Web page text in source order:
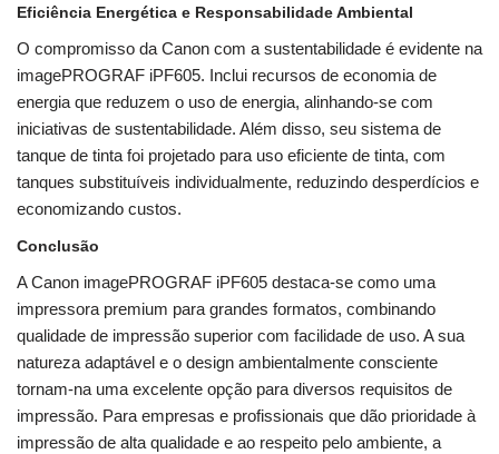
Eficiência Energética e Responsabilidade Ambiental
O compromisso da Canon com a sustentabilidade é evidente na
imagePROGRAF iPF605. Inclui recursos de economia de
energia que reduzem o uso de energia, alinhando-se com
iniciativas de sustentabilidade. Além disso, seu sistema de
tanque de tinta foi projetado para uso eficiente de tinta, com
tanques substituíveis individualmente, reduzindo desperdícios e
economizando custos.
Conclusão
A Canon imagePROGRAF iPF605 destaca-se como uma
impressora premium para grandes formatos, combinando
qualidade de impressão superior com facilidade de uso. A sua
natureza adaptável e o design ambientalmente consciente
tornam-na uma excelente opção para diversos requisitos de
impressão. Para empresas e profissionais que dão prioridade à
impressão de alta qualidade e ao respeito pelo ambiente, a